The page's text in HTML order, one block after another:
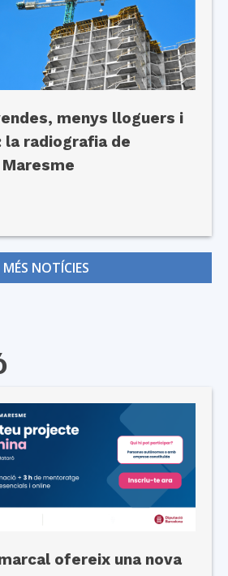
menys lloguers i
la radiografia de
MÉS NOTÍCIES
ofereix una nova